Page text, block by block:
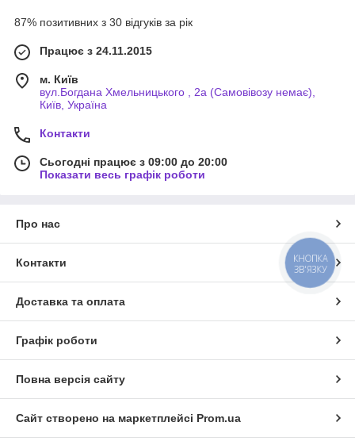
87% позитивних з 30 відгуків за рік
Працює з 24.11.2015
м. Київ
вул.Богдана Хмельницького , 2а (Самовівозу немає),
Київ, Україна
Контакти
Сьогодні працює з 09:00 до 20:00
Показати весь графік роботи
Про нас
Контакти
Доставка та оплата
Графік роботи
Повна версія сайту
Сайт створено на маркетплейсі Prom.ua
КНОПКА
ЗВ'ЯЗКУ